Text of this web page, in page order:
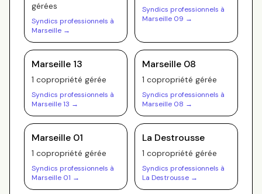
gérées
Syndics professionnels à
Marseille →
Syndics professionnels à
Marseille 09 →
Marseille 13
1 copropriété gérée
Syndics professionnels à
Marseille 13 →
Marseille 08
1 copropriété gérée
Syndics professionnels à
Marseille 08 →
Marseille 01
1 copropriété gérée
Syndics professionnels à
Marseille 01 →
La Destrousse
1 copropriété gérée
Syndics professionnels à
La Destrousse →